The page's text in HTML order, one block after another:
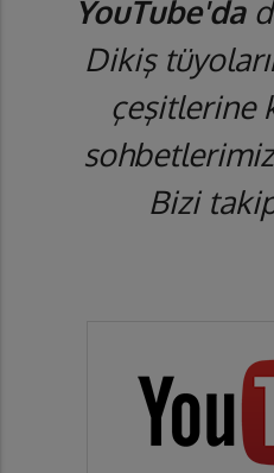
YouTube'da
Dikiş
çeşitlerine
Bizi